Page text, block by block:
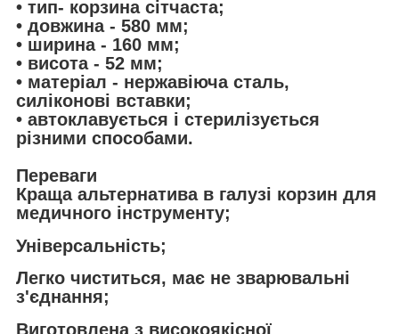
• тип- корзина сітчаста;
• довжина - 580 мм;
• ширина - 160 мм;
• висота - 52 мм;
• матеріал - нержавіюча сталь,
силіконові вставки;
• автоклавується і стерилізується
різними способами.
Переваги
Краща альтернатива в галузі корзин для
медичного інструменту;
Універсальність;
Легко чиститься, має не зварювальні
з'єднання;
Виготовлена з високоякісної